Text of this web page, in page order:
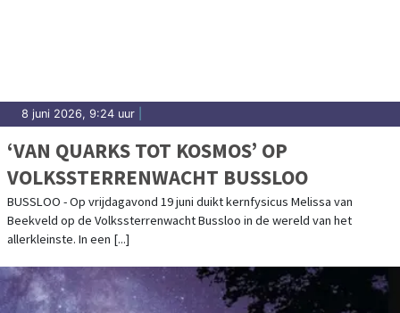
8 juni 2026, 9:24 uur
‘VAN QUARKS TOT KOSMOS’ OP
VOLKSSTERRENWACHT BUSSLOO
BUSSLOO - Op vrijdagavond 19 juni duikt kernfysicus Melissa van
Beekveld op de Volkssterrenwacht Bussloo in de wereld van het
allerkleinste. In een [...]